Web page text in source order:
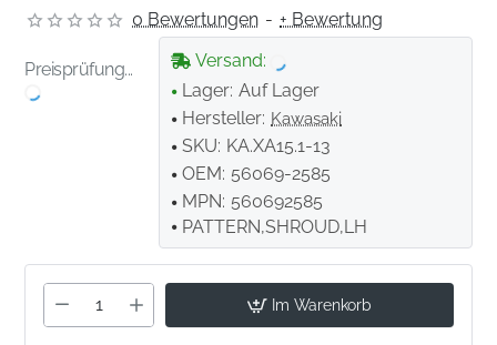
0 Bewertungen - + Bewertung
Preisprüfung...
Versand:
Lager: Auf Lager
Hersteller: Kawasaki
SKU: KA.XA15.1-13
OEM: 56069-2585
MPN: 560692585
PATTERN,SHROUD,LH
Im Warenkorb